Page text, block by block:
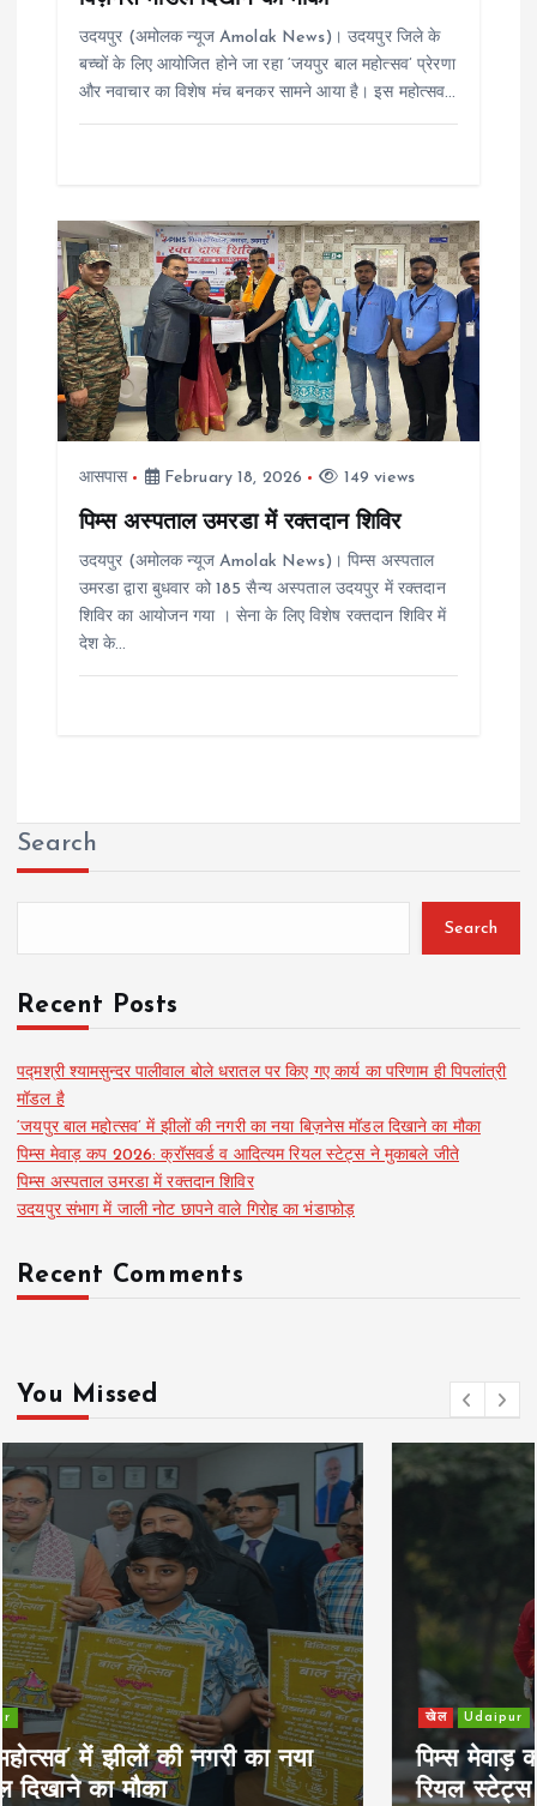
उदयपुर (अमोलक न्यूज Amolak News)। उदयपुर जिले के
बच्चों के लिए आयोजित होने जा रहा ‘जयपुर बाल महोत्सव’ प्रेरणा
और नवाचार का विशेष मंच बनकर सामने आया है। इस महोत्सव…
आसपास February 18, 2026 149 views
पिम्स अस्पताल उमरडा में रक्तदान शिविर
उदयपुर (अमोलक न्यूज Amolak News)। पिम्स अस्पताल
उमरडा द्वारा बुधवार को 185 सैन्य अस्पताल उदयपुर में रक्तदान
शिविर का आयोजन गया । सेना के लिए विशेष रक्तदान शिविर में
देश के…
Search
Search
Recent Posts
पद्मश्री श्यामसुन्दर पालीवाल बोले धरातल पर किए गए कार्य का परिणाम ही पिपलांत्री
मॉडल है
‘जयपुर बाल महोत्सव’ में झीलों की नगरी का नया बिज़नेस मॉडल दिखाने का मौका
पिम्स मेवाड़ कप 2026: क्रॉसवर्ड व आदित्यम रियल स्टेट्स ने मुकाबले जीते
पिम्स अस्पताल उमरडा में रक्तदान शिविर
उदयपुर संभाग में जाली नोट छापने वाले गिरोह का भंडाफोड़
Recent Comments
You Missed
खेल Udaipur
पिम्स मेवाड़ कप 2026: क्रॉसवर्ड व आदित्यम
रियल स्टेट्स ने मुकाबले जीते